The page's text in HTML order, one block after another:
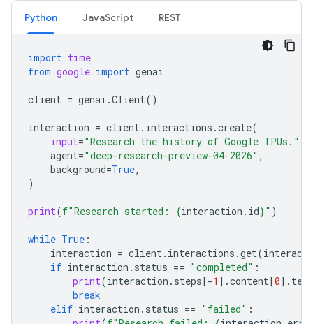
Python JavaScript REST
import time
from google import genai
client = genai .Client()
interaction = client. interactions .create(
input="Research the history of Google TPUs."
agent="deep-research-preview-04-2026" ,
background=True,
)
print(f"Research started: {interaction . id}" )
while True :
interaction = client. interactions .get(
if interaction . status == "completed" :
print(interaction . steps[-1 ] .content[0] . text
break
elif interaction . status == "failed" :